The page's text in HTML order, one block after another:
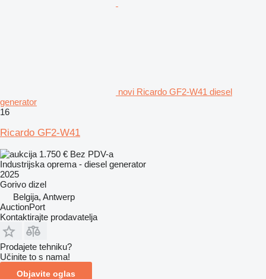
novi Ricardo GF2-W41 diesel
generator
16
Ricardo GF2-W41
1.750 € Bez PDV-a
Industrijska oprema - diesel generator
2025
Gorivo dizel
Belgija, Antwerp
AuctionPort
Kontaktirajte prodavatelja
Prodajete tehniku?
Učinite to s nama!
Objavite oglas